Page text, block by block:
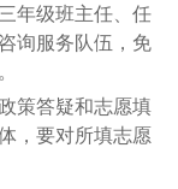
年级班主任、任
询服务队伍，免
策答疑和志愿填
，要对所填志愿